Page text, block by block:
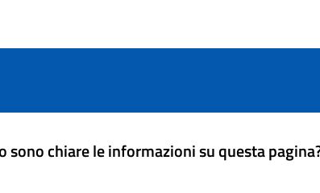
sono chiare le informazioni su questa